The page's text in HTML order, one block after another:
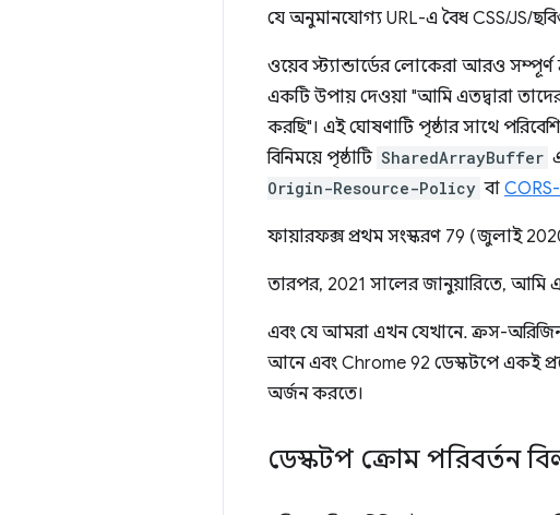
যে অনুমানযোগ্য URL-এ বৈধ CSS/JS/
ওয়েব স্ট্যান্ডার্ডের লোকেরা আরও
একটি উপায় দেওয়া "আমি এতদ্বারা
করছি"। এই ঘোষণাটি পৃষ্ঠার সাথে
বিনিময়ে পৃষ্ঠাটি SharedArrayBuffer
Origin-Resource-Policy বা
ফায়ারফক্স প্রথম সংস্করণ 79 (জুলাই
তারপর, 2021 সালের জানুয়ারিতে, আমি
এবং যে আমরা এখন যেখানে. ক্রস-
আনে এবং Chrome 92 ডেস্কটপে একই
অর্জন করতে।
ডেস্কটপ ক্রোম পরিবর্তন